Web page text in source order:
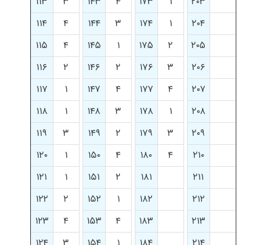
۲۰۴
۱ ۱۷۴ ۳ ۱۴۴ ۴
۱۱۴
۲۰۵
۲ ۱۷۵ ۱ ۱۴۵ ۴
۱۱۵
۲۰۶
۳ ۱۷۶ ۲ ۱۴۶ ۲
۱۱۶
۲۰۷
۴ ۱۷۷ ۴ ۱۴۷ ۱
۱۱۷
۲۰۸
۱ ۱۷۸ ۳ ۱۴۸ ۱
۱۱۸
۲۰۹
۳ ۱۷۹ ۲ ۱۴۹ ۳
۱۱۹
۲۱۰
۴ ۱۸۰ ۴ ۱۵۰ ۱
۱۲۰
۲۱۱
۱۸۱ ۲ ۱۵۱ ۱
۱۲۱
۲۱۲
۱۸۲ ۱ ۱۵۲ ۲
۱۲۲
۲۱۳
۱۸۳ ۴ ۱۵۳ ۴
۱۲۳